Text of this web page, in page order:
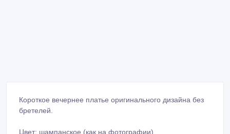
Короткое вечернее платье оригинального дизайна без
бретелей.
Цвет: шампанское (как на фотографии)